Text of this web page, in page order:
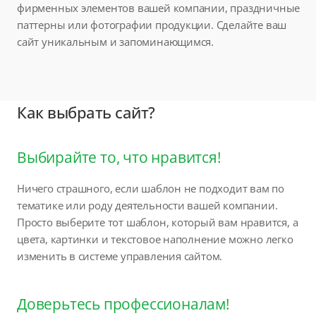
фирменных элементов вашей компании, праздничные
паттерны или фотографии продукции. Сделайте ваш
сайт уникальным и запоминающимся.
Как выбрать сайт?
Выбирайте то, что нравится!
Ничего страшного, если шаблон не подходит вам по
тематике или роду деятельности вашей компании.
Просто выберите тот шаблон, который вам нравится, а
цвета, картинки и текстовое наполнение можно легко
изменить в системе управления сайтом.
Доверьтесь профессионалам!